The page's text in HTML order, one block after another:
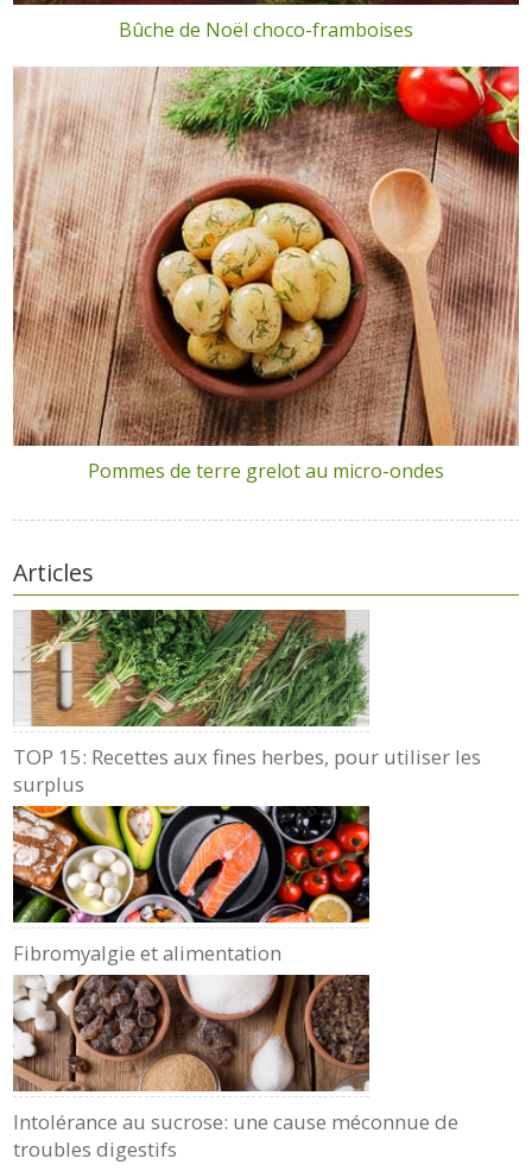
Bûche de Noël choco-framboises
Pommes de terre grelot au micro-ondes
Articles
TOP 15: Recettes aux fines herbes, pour utiliser les
surplus
Fibromyalgie et alimentation
Intolérance au sucrose: une cause méconnue de
troubles digestifs